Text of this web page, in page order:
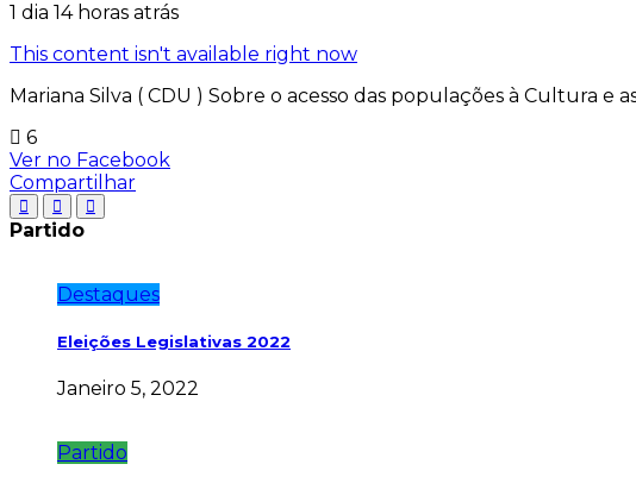
1 dia 14 horas atrás
This content isn't available right now
Mariana Silva ( CDU ) Sobre o acesso das populações à Cultura
6
Ver no Facebook
Compartilhar
Partido
Destaques
Eleições Legislativas 2022
Janeiro 5, 2022
Partido